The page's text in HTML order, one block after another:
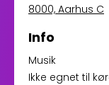
8000, Aarhus C
Info
Musik
Ikke egnet til